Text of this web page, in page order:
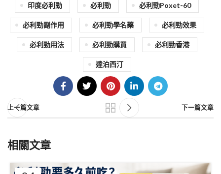
印度必利勁 必利勁 必利勁Poxet-60
必利勁副作用 必利勁學名藥 必利勁效果
必利勁用法 必利勁購買 必利勁香港
達泊西汀
上一篇文章 下一篇文章
相關文章